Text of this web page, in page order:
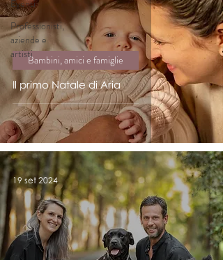
Eventi
Professionisti,
aziende e
artisti
Il primo Natale di Aria
Bambini, amici e famiglie
19 set 2024